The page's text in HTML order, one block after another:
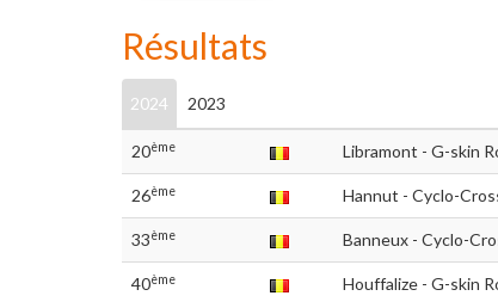
Résultats
2024 2023
20ème Libramont - G-skin
26ème Hannut - Cyclo-
33ème Banneux - Cyclo-
40ème Houffalize - G-skin